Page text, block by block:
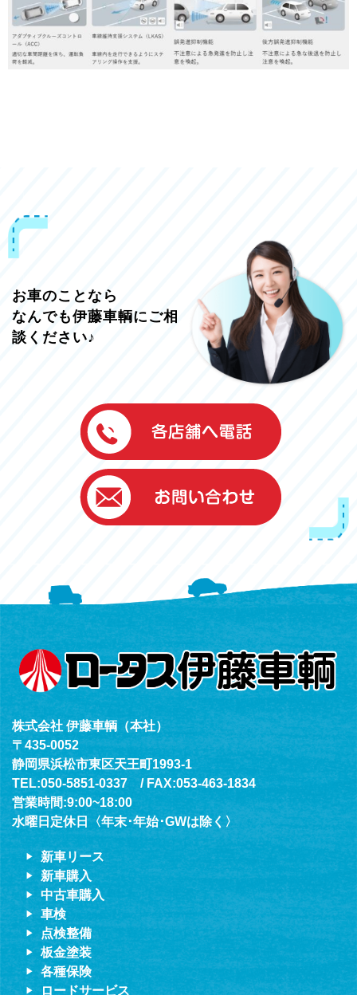
お車のことなら
なんでも伊藤車輌にご相
談ください♪
伊藤車輌（本社）
050-5851-0337
グッドワン浜松
050-5851-0338
浜北店
050-5851-0339
（年中無休24h対応）
株式会社 伊藤車輌（本社）
〒435-0052
静岡県浜松市東区天王町1993-1
TEL:050-5851-0337 / FAX:053-463-1834
営業時間:9:00~18:00
水曜日定休日〈年末･年始･GWは除く〉
新車リース
新車購入
中古車購入
車検
点検整備
板金塗装
各種保険
ロードサービス